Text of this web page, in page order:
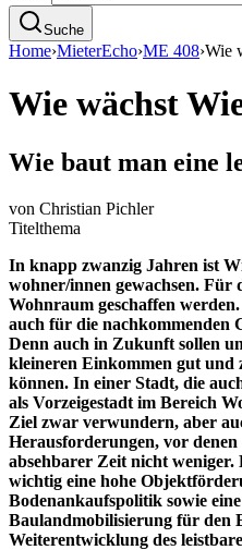
Suche
Home›MieterEcho›ME 408›Wie
Wie wächst
Wie baut man eine
von Christian Pichler
Titelthema
In knapp zwanzig Jahren ist
wohner/innen gewachsen. Für
Wohnraum geschaffen
auch für die nachkommenden
Denn auch in Zukunft sollen
kleineren Einkommen gut und
können. In einer Stadt, die
als Vorzeigestadt im Bereich
Ziel zwar verwundern, aber
Herausforderungen, vor
absehbarer Zeit nicht weniger.
wichtig eine hohe
Bodenankaufspolitik sowie
Baulandmobilisierung für den
Weiterentwicklung des